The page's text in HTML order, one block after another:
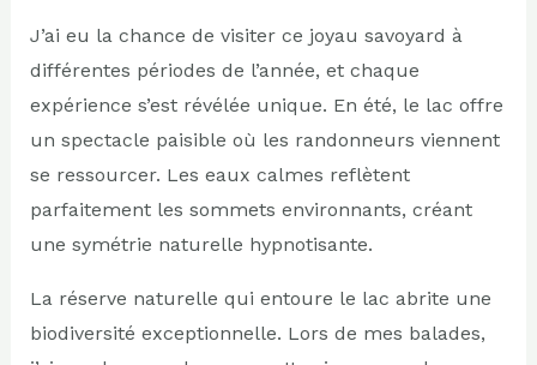
J’ai eu la chance de visiter ce joyau savoyard à
différentes périodes de l’année, et chaque
expérience s’est révélée unique. En été, le lac offre
un spectacle paisible où les randonneurs viennent
se ressourcer. Les eaux calmes reflètent
parfaitement les sommets environnants, créant
une symétrie naturelle hypnotisante.
La réserve naturelle qui entoure le lac abrite une
biodiversité exceptionnelle. Lors de mes balades,